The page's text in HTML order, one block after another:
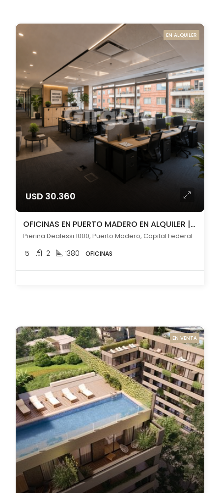
EN ALQUILER
USD 30.360
OFICINAS EN PUERTO MADERO EN ALQUILER | PISO COMPLETO 1.380 m² CON VISTA
Pierina Dealessi 1000, Puerto Madero, Capital Federal
5 2 1380 OFICINAS
EN VENTA